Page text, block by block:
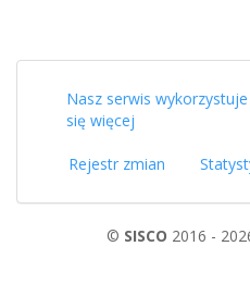
Nasz serwis
się więcej
Rejestr zmian
© SISCO 2016 -